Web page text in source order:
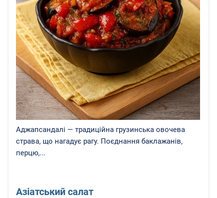
Аджапсандалі — традиційна грузинська овочева
страва, що нагадує рагу. Поєднання баклажанів,
перцю,...
Азіатський салат